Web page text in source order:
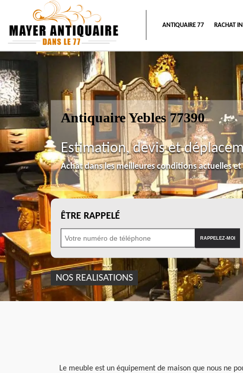
ANTIQUAIRE 77 RACHAT
Antiquaire Yebles 77390
Estimation, devis et
Achat dans les meilleures conditions actuelles
ÊTRE RAPPELÉ
NOS REALISATIONS
Le meuble est un équipement de maison que nous ne